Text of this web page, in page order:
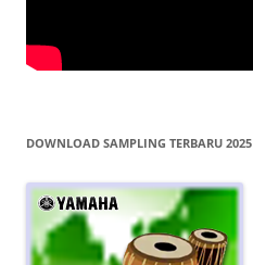
DOWNLOAD SAMPLING TERBARU 2025